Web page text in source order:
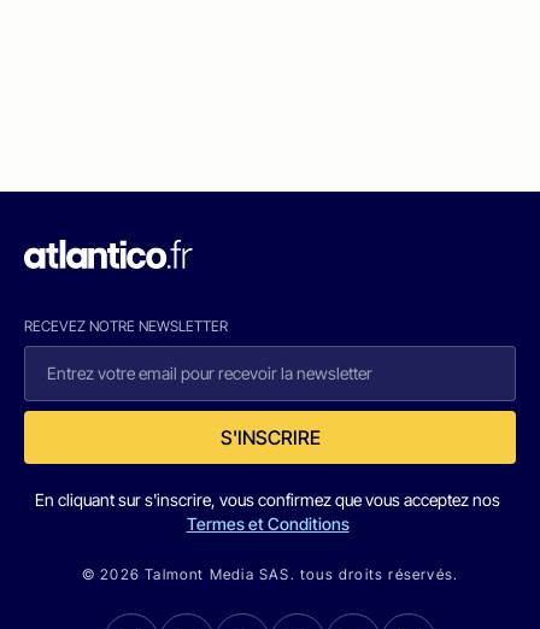
RECEVEZ NOTRE NEWSLETTER
S'INSCRIRE
En cliquant sur s'inscrire, vous confirmez que vous acceptez nos
Termes et Conditions
© 2026 Talmont Media SAS. tous droits réservés.